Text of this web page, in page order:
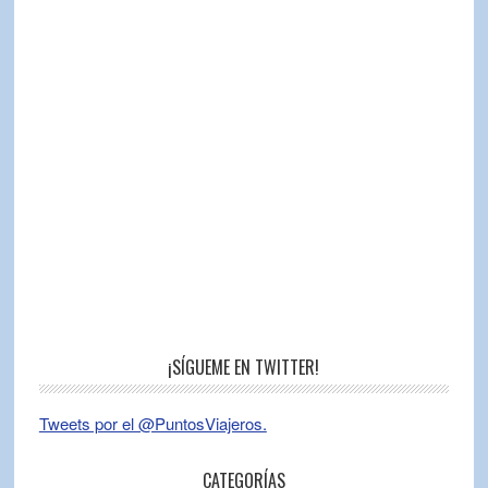
¡SÍGUEME EN TWITTER!
Tweets por el @PuntosViajeros.
CATEGORÍAS